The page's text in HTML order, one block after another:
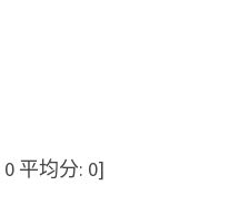
0 平均分: 0]